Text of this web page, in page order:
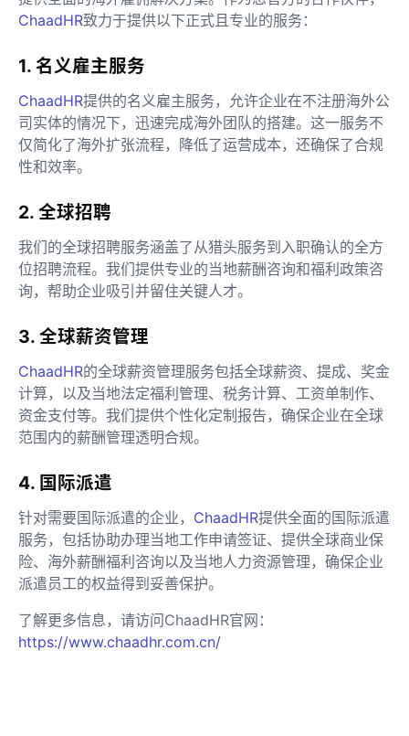
ChaadHR致力于提供以下正式且专业的服务：
1. 名义雇主服务
ChaadHR提供的名义雇主服务，允许企业在不注册海外公
司实体的情况下，迅速完成海外团队的搭建。这一服务不
仅简化了海外扩张流程，降低了运营成本，还确保了合规
性和效率。
2. 全球招聘
我们的全球招聘服务涵盖了从猎头服务到入职确认的全方
位招聘流程。我们提供专业的当地薪酬咨询和福利政策咨
询，帮助企业吸引并留住关键人才。
3. 全球薪资管理
ChaadHR的全球薪资管理服务包括全球薪资、提成、奖金
计算，以及当地法定福利管理、税务计算、工资单制作、
资金支付等。我们提供个性化定制报告，确保企业在全球
范围内的薪酬管理透明合规。
4. 国际派遣
针对需要国际派遣的企业， ChaadHR提供全面的国际派遣
服务，包括协助办理当地工作申请签证、提供全球商业保
险、海外薪酬福利咨询以及当地人力资源管理，确保企业
派遣员工的权益得到妥善保护。
了解更多信息，请访问ChaadHR官网：
https://www.chaadhr.com.cn/